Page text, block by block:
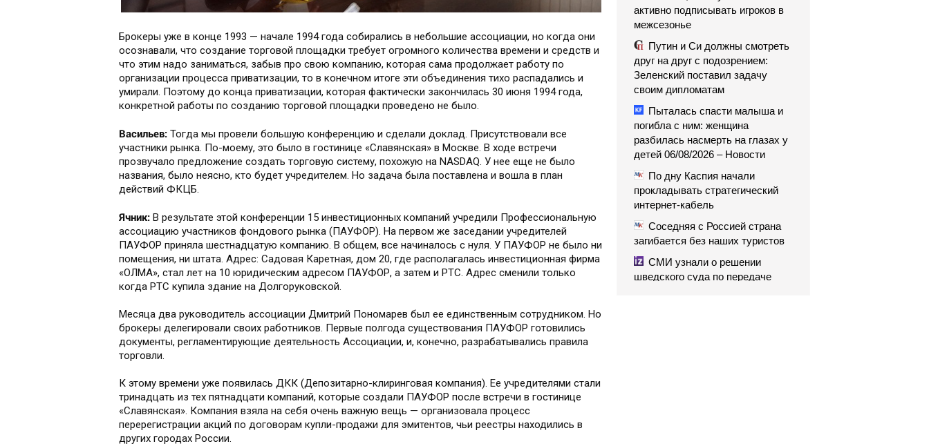
Брокеры уже в конце 1993 — начале 1994 года собирались в небольшие ассоциации, но когда они
осознавали, что создание торговой площадки требует огромного количества времени и средств и
что этим надо заниматься, забыв про свою компанию, которая сама продолжает работу по
организации процесса приватизации, то в конечном итоге эти объединения тихо распадались и
умирали. Поэтому до конца приватизации, которая фактически закончилась 30 июня 1994 года,
конкретной работы по созданию торговой площадки проведено не было.
Васильев: Тогда мы провели большую конференцию и сделали доклад. Присутствовали все
участники рынка. По-моему, это было в гостинице «Славянская» в Москве. В ходе встречи
прозвучало предложение создать торговую систему, похожую на NASDAQ. У нее еще не было
названия, было неясно, кто будет учредителем. Но задача была поставлена и вошла в план
действий ФКЦБ.
Ячник: В результате этой конференции 15 инвестиционных компаний учредили Профессиональную
ассоциацию участников фондового рынка (ПАУФОР). На первом же заседании учредителей
ПАУФОР приняла шестнадцатую компанию. В общем, все начиналось с нуля. У ПАУФОР не было ни
помещения, ни штата. Адрес: Садовая Каретная, дом 20, где располагалась инвестиционная фирма
«ОЛМА», стал лет на 10 юридическим адресом ПАУФОР, а затем и РТС. Адрес сменили только
когда РТС купила здание на Долгоруковской.
Месяца два руководитель ассоциации Дмитрий Пономарев был ее единственным сотрудником. Но
брокеры делегировали своих работников. Первые полгода существования ПАУФОР готовились
документы, регламентирующие деятельность Ассоциации, и, конечно, разрабатывались правила
торговли.
К этому времени уже появилась ДКК (Депозитарно-клиринговая компания). Ее учредителями стали
тринадцать из тех пятнадцати компаний, которые создали ПАУФОР после встречи в гостинице
«Славянская». Компания взяла на себя очень важную вещь — организовала процесс
перерегистрации акций по договорам купли-продажи для эмитентов, чьи реестры находились в
других городах России.
активно подписывать игроков в
межсезонье
Путин и Си должны смотреть
друг на друг с подозрением:
Зеленский поставил задачу
своим дипломатам
Пыталась спасти малыша и
погибла с ним: женщина
разбилась насмерть на глазах у
детей 06/08/2026 – Новости
По дну Каспия начали
прокладывать стратегический
интернет-кабель
Соседняя с Россией страна
загибается без наших туристов
СМИ узнали о решении
шведского суда по передаче